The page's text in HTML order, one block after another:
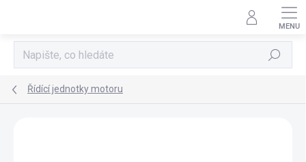
Hledat
Řídící jednotky motoru